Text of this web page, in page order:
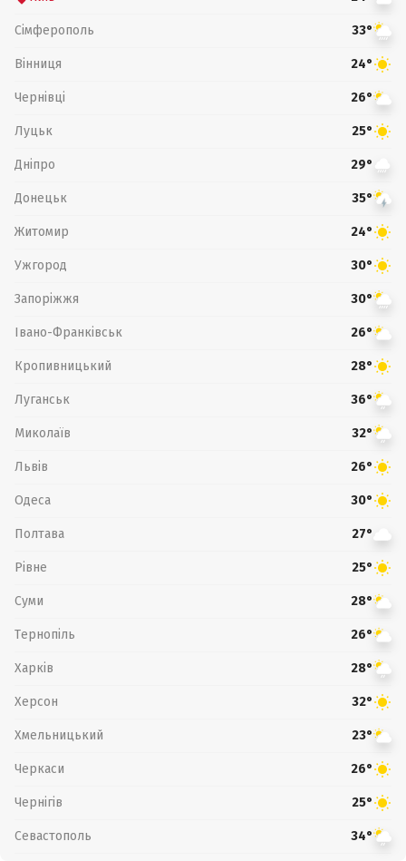
Сімферополь 33°
Вінниця 24°
Чернівці 26°
Луцьк 25°
Дніпро 29°
Донецьк 35°
Житомир 24°
Ужгород 30°
Запоріжжя 30°
Івано-Франківськ 26°
Кропивницький 28°
Луганськ 36°
Миколаїв 32°
Львів 26°
Одеса 30°
Полтава 27°
Рівне 25°
Суми 28°
Тернопіль 26°
Харків 28°
Херсон 32°
Хмельницький 23°
Черкаси 26°
Чернігів 25°
Севастополь 34°